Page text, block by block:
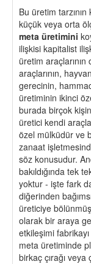
Bu üretim
küçük veya orta
meta üretimini
ilişkisi kapitalist
üretim
araçlarının,
gerecinin,
üretiminin ikinci
burada birçok
üretici kendi
özel mülküdür ve
zanaat
söz konusudur.
bakıldığında tek
yoktur - işte fark
diğerinden
üreticiye
olarak bir araya
etkileşimi
meta üretiminde
birkaç çırağı